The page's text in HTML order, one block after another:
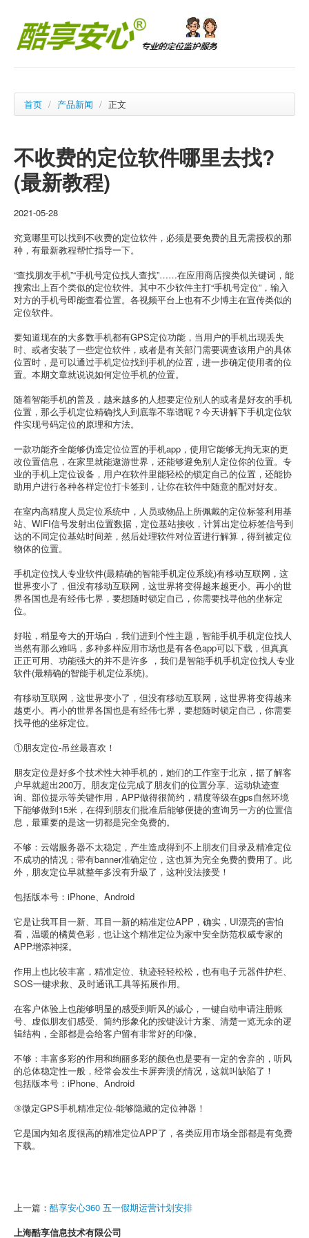
首页 / 产品新闻 / 正文
不收费的定位软件哪里去找?
(最新教程)
2021-05-28
究竟哪里可以找到不收费的定位软件，必须是要免费的且无需授权的那
种，有最新教程帮忙指导一下。
“查找朋友手机”“手机号定位找人查找”……在应用商店搜类似关键词，能
搜索出上百个类似的定位软件。其中不少软件主打“手机号定位”，输入
对方的手机号即能查看位置。各视频平台上也有不少博主在宣传类似的
定位软件。
要知道现在的大多数手机都有GPS定位功能，当用户的手机出现丢失
时、或者安装了一些定位软件，或者是有关部门需要调查该用户的具体
位置时，是可以通过手机定位找到手机的位置，进一步确定使用者的位
置。本期文章就说说如何定位手机的位置。
随着智能手机的普及，越来越多的人想要定位别人的或者是好友的手机
位置，那么手机定位精确找人到底靠不靠谱呢？今天讲解下手机定位软
件实现号码定位的原理和方法。
一款功能齐全能够伪造定位位置的手机app，使用它能够无拘无束的更
改位置信息，在家里就能遨游世界，还能够避免别人定位你的位置。专
业的手机上定位设备，用户在软件里能轻松的锁定自己的位置，还能协
助用户进行各种各样定位打卡签到，让你在软件中随意的配对好友。
在室内高精度人员定位系统中，人员或物品上所佩戴的定位标签利用基
站、WIFI信号发射出位置数据，定位基站接收，计算出定位标签信号到
达的不同定位基站时间差，然后处理软件对位置进行解算，得到被定位
物体的位置。
手机定位找人专业软件(最精确的智能手机定位系统)有移动互联网，这
世界变小了，但没有移动互联网，这世界将变得越来越更小。再小的世
界各国也是有经伟七界，要想随时锁定自己，你需要找寻他的坐标定
位。
好啦，稍显夸大的开场白，我们进到个性主题，智能手机手机定位找人
当然有那么难吗，多种多样应用市场也是有各色app可以下载，但真真
正正可用、功能强大的并不是许多 ，我们是智能手机手机定位找人专业
软件(最精确的智能手机定位系统)。
有移动互联网，这世界变小了，但没有移动互联网，这世界将变得越来
越更小。再小的世界各国也是有经伟七界，要想随时锁定自己，你需要
找寻他的坐标定位。
①朋友定位-吊丝最喜欢！
朋友定位是好多个技术性大神手机的，她们的工作室于北京，据了解客
户早就超出200万。朋友定位完成了朋友们的位置分享、运动轨迹查
询、部位提示等关键作用，APP做得很简约，精度等级在gps自然环境
下能够做到15米，在得到朋友们批准后能够便捷的查询另一方的位置信
息，最重要的是这一切都是完全免费的。
不够：云端服务器不太稳定，产生造成得到不上朋友们目录及精准定位
不成功的情况；带有banner准确定位，这也算为完全免费的费用了。此
外，朋友定位早就整年多没有升級了，这种没法接受！
包括版本号：iPhone、Android
它是让我耳目一新、耳目一新的精准定位APP，确实，UI漂亮的害怕
看，温暖的橘黄色彩，也让这个精准定位为家中安全防范权威专家的
APP增添神採。
作用上也比较丰富，精准定位、轨迹轻轻松松，也有电子元器件护栏、
SOS一键求救、及时通讯工具等拓展作用。
在客户体验上也能够明显的感受到听风的诚心，一键自动申请注册账
号、虚似朋友们感受、简约形象化的按键设计方案、清楚一览无余的逻
辑结构，全部都是会给客户留有非常好的印像。
不够：丰富多彩的作用和绚丽多彩的颜色也是要有一定的舍弃的，听风
的总体稳定性一般，经常会发生卡屏奔溃的情况，这就叫缺陷了！
包括版本号：iPhone、Android
③微定GPS手机精准定位-能够隐藏的定位神器！
它是国内知名度很高的精准定位APP了，各类应用市场全部都是有免费
下载。
上一篇： 酷享安心360 五一假期运营计划安排
上海酷享信息技术有限公司